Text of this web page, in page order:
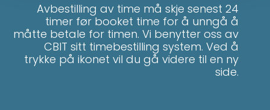
Avbestilling av time må skje senest 24
timer før booket time for å unngå å
måtte betale for timen. Vi benytter oss av
CBIT sitt timebestilling system. Ved å
trykke på ikonet vil du gå videre til en ny
side.